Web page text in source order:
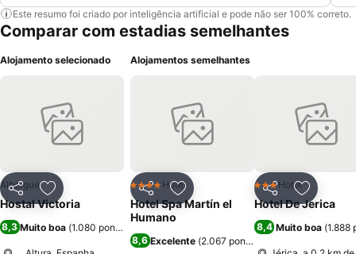
Este resumo foi criado por inteligência artificial e pode não ser 100% correto.
Comparar com estadias semelhantes
Alojamento selecionado
PartilharAdicionar aos favoritos
Albergue
Hostal Victoria
8,3 Muito boa (1.080 pontuações
Alojamentos semelhantes
PartilharAdicionar aos favoritos
4 EstrelasHotel
Hotel Spa Martín el
Humano
8,6 Excelente (2.067 pontuações
Partilhar
3 Estrelas
Hotel
Hotel De Jerica
8,4 Muito boa (1.888